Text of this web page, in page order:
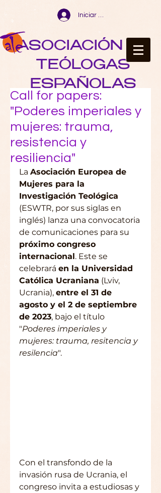
Iniciar sesión
ASOCIACIÓN DE
TEÓLOGAS
ESPAÑOLAS
Call for papers:
"Poderes imperiales y
mujeres: trauma,
resistencia y
resiliencia"
La Asociación Europea de
Mujeres para la
Investigación Teológica
(ESWTR, por sus siglas en
inglés) lanza una convocatoria
de comunicaciones para su
próximo congreso
internacional. Este se
celebrará en la Universidad
Católica Ucraniana (Lviv,
Ucrania), entre el 31 de
agosto y el 2 de septiembre
de 2023, bajo el título
"Poderes imperiales y
mujeres: trauma, resitencia y
resilencia".
Con el transfondo de la
invasión rusa de Ucrania, el
congreso invita a estudiosas y